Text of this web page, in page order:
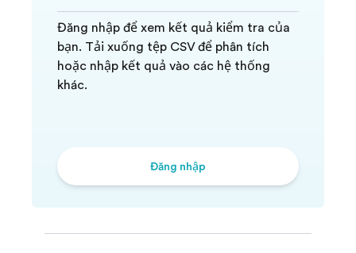
Đăng nhập để xem kết quả kiểm tra của
bạn. Tải xuống tệp CSV để phân tích
hoặc nhập kết quả vào các hệ thống
khác.
Đăng nhập